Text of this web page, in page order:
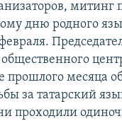
митинг
дню родного
общественного
прошлого месяца
за татарский
проходили